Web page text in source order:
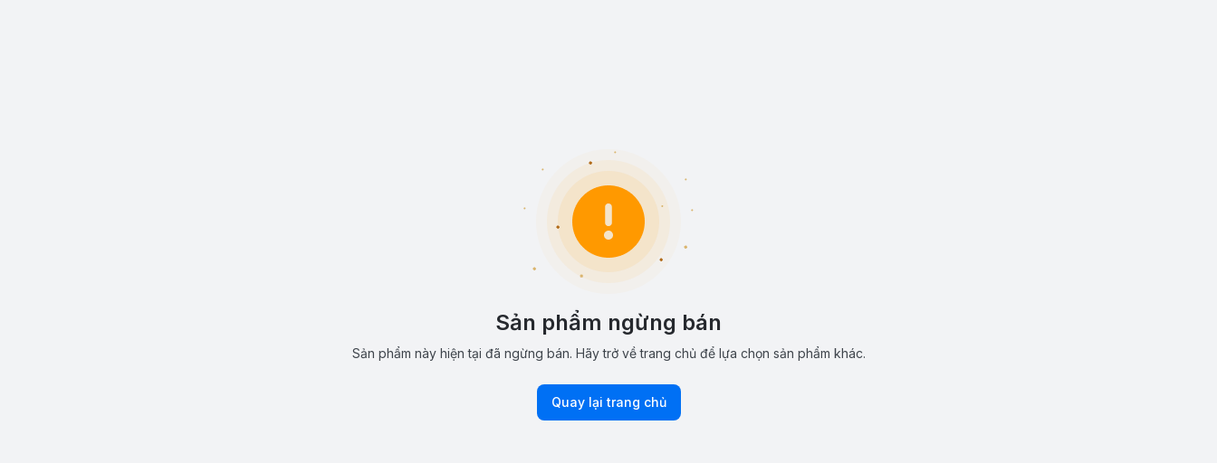
Sản phẩm ngừng bán
Sản phẩm này hiện tại đã ngừng bán. Hãy trở về trang chủ để lựa chọn sản phẩm khác.
Quay lại trang chủ